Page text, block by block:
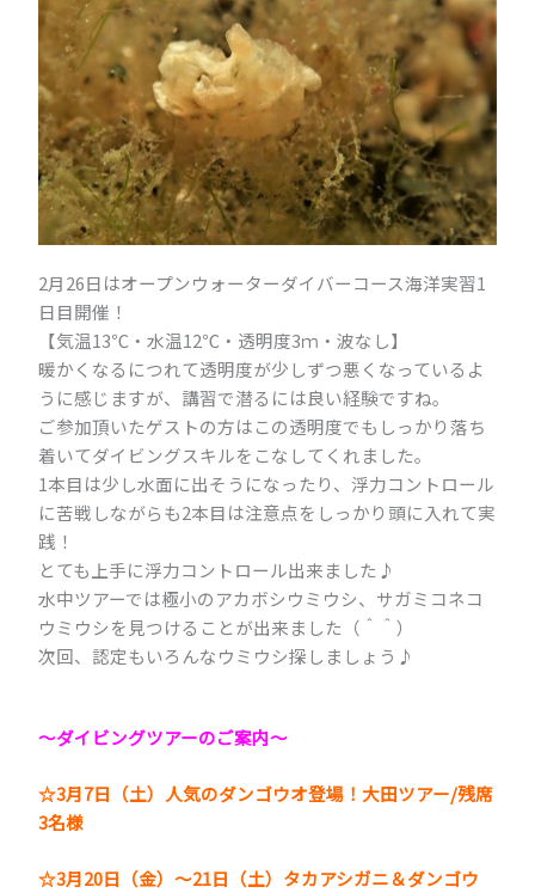
2月26日はオープンウォーターダイバーコース海洋実習1
日目開催！
【気温13℃・水温12℃・透明度3ｍ・波なし】
暖かくなるにつれて透明度が少しずつ悪くなっているよ
うに感じますが、講習で潜るには良い経験ですね。
ご参加頂いたゲストの方はこの透明度でもしっかり落ち
着いてダイビングスキルをこなしてくれました。
1本目は少し水面に出そうになったり、浮力コントロール
に苦戦しながらも2本目は注意点をしっかり頭に入れて実
践！
とても上手に浮力コントロール出来ました♪
水中ツアーでは極小のアカボシウミウシ、サガミコネコ
ウミウシを見つけることが出来ました（＾＾）
次回、認定もいろんなウミウシ探しましょう♪
～ダイビングツアーのご案内～
☆3月7日（土）人気のダンゴウオ登場！大田ツアー/残席
3名様
☆3月20日（金）～21日（土）タカアシガニ＆ダンゴウ